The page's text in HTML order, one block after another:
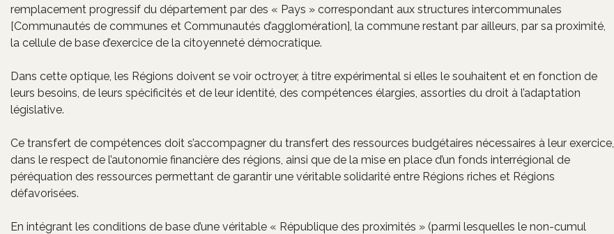
remplacement progressif du département par des « Pays » correspondant aux structures intercommunales
[Communautés de communes et Communautés d’agglomération], la commune restant par ailleurs, par sa proximité,
la cellule de base d’exercice de la citoyenneté démocratique.
Dans cette optique, les Régions doivent se voir octroyer, à titre expérimental si elles le souhaitent et en fonction de
leurs besoins, de leurs spécificités et de leur identité, des compétences élargies, assorties du droit à l’adaptation
législative.
Ce transfert de compétences doit s’accompagner du transfert des ressources budgétaires nécessaires à leur exercice,
dans le respect de l’autonomie financière des régions, ainsi que de la mise en place d’un fonds interrégional de
péréquation des ressources permettant de garantir une véritable solidarité entre Régions riches et Régions
défavorisées.
En intégrant les conditions de base d’une véritable « République des proximités » (parmi lesquelles le non-cumul